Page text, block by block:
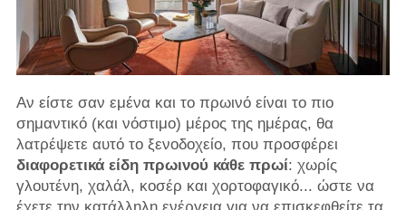
Αν είστε σαν εμένα και το πρωινό είναι το πιο
σημαντικό (και νόστιμο) μέρος της ημέρας, θα
λατρέψετε αυτό το ξενοδοχείο, που προσφέρει
διαφορετικά είδη πρωινού κάθε πρωί: χωρίς
γλουτένη, χαλάλ, κοσέρ και χορτοφαγικό... ώστε να